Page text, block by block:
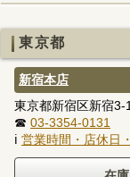
東京都
新宿本店
東京都新宿区新宿3-
☎ 03-3354-0131
ℹ 営業時間・店休日